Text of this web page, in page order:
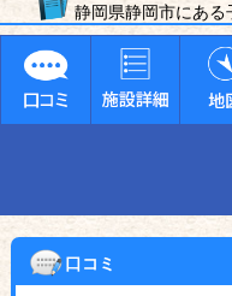
静岡県静岡市にある
口コミ